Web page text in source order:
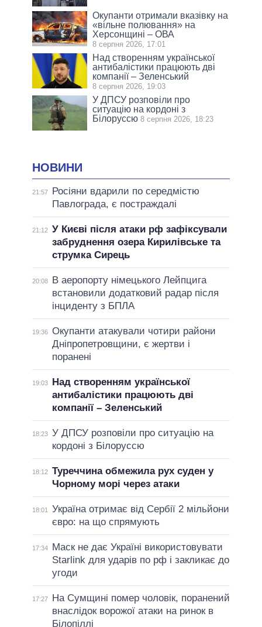
Окупанти отримали вказівку на
«вільне полювання» на
Херсонщині – ОВА
8 серпня 2026, 17:01
Над створенням української
антибалістики працюють дві
компанії – Зеленський
8 серпня 2026, 19:03
У ДПСУ розповіли про
ситуацію на кордоні з
Білоруссю 8 серпня 2026, 18:23
НОВИНИ
21:57
Росіяни вдарили по середмістю
Павлограда, є постраждалі
21:12 У Києві після атаки рф зафіксували
забруднення озера Кирилівське та
струмка Сирець
20:08
В аеропорту німецького Лейпцига
встановили додатковий радар після
інциденту з БПЛА
19:36 Окупанти атакували чотири райони
Дніпропетровщини, є жертви і
поранені
19:03
Над створенням української
антибалістики працюють дві
компанії – Зеленський
18:23 У ДПСУ розповіли про ситуацію на
кордоні з Білоруссю
18:12 Туреччина обмежила рух суден у
Чорному морі через атаки
18:01
Україна отримає від Сербії 2 мільйони
євро: на що спрямують
17:34
Маск не дає Україні використовувати
Starlink для ударів по рф і закликає до
угоди
17:27
На Сумщині помер чоловік, поранений
внаслідок ворожої атаки на ринок в
Білопіллі